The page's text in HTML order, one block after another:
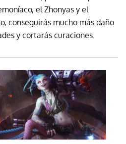
el Zhonyas y el
conseguirás mucho más daño
y cortarás curaciones.